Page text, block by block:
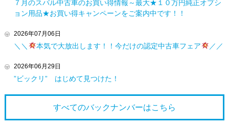
７月のスバル中古車のお買い得情報～最大★１０万円純正オプシ
ョン用品★お買い得キャンペーンをご案内中です！！
2026年07月06日
＼＼ 本気で大放出します！！今だけの認定中古車フェア ／／
2026年06月29日
”ビックリ” はじめて見つけた！
すべてのバックナンバーはこちら